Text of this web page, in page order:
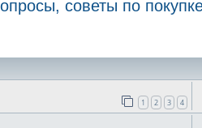
советы по
1 2 3 4